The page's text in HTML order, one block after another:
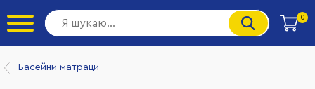
0
Басейни матраци